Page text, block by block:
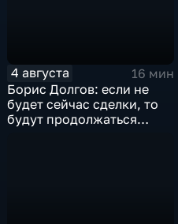
4 августа
16 мин
Борис Долгов: если не
будет сейчас сделки, то
будут продолжаться